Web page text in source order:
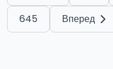
645
Вперед